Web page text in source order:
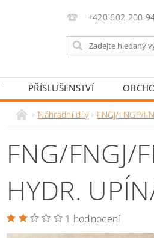
+420 602 200
PŘÍSLUŠENSTVÍ
Náhradní díly FNGJ/FNGP/
FNG/FNGJ/
HYDR.
1 hodnocení